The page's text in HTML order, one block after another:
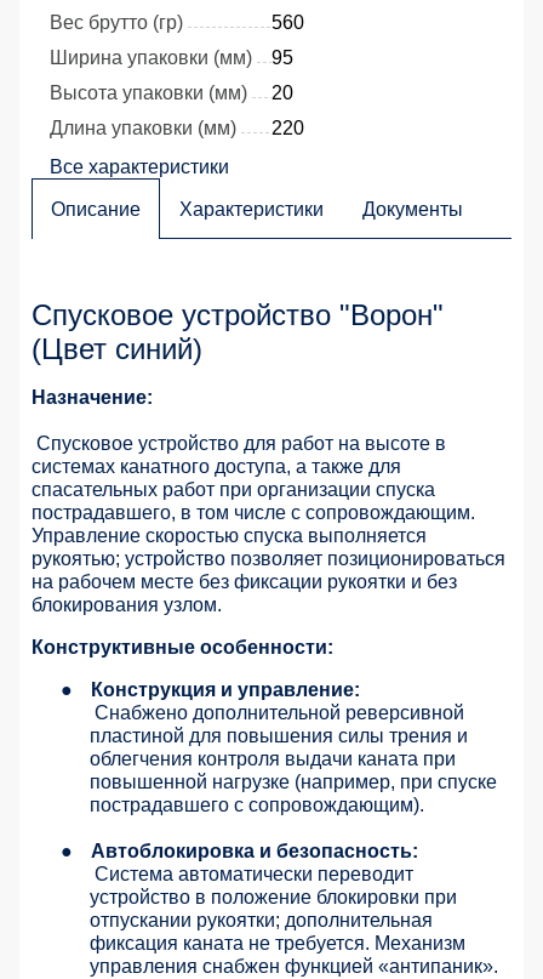
Вес брутто (гр)
560
Ширина упаковки (мм)
95
Высота упаковки (мм)
20
Длина упаковки (мм)
220
Все характеристики
Описание Характеристики Документы
Спусковое устройство "Ворон"
(Цвет синий)
Назначение:
Спусковое устройство для работ на высоте в
системах канатного доступа, а также для
спасательных работ при организации спуска
пострадавшего, в том числе с сопровождающим.
Управление скоростью спуска выполняется
рукоятью; устройство позволяет позиционироваться
на рабочем месте без фиксации рукоятки и без
блокирования узлом.
Конструктивные особенности:
●
Конструкция и управление:
Снабжено дополнительной реверсивной
пластиной для повышения силы трения и
облегчения контроля выдачи каната при
повышенной нагрузке (например, при спуске
пострадавшего с сопровождающим).
●
Автоблокировка и безопасность:
Система автоматически переводит
устройство в положение блокировки при
отпускании рукоятки; дополнительная
фиксация каната не требуется. Механизм
управления снабжен функцией «антипаник».